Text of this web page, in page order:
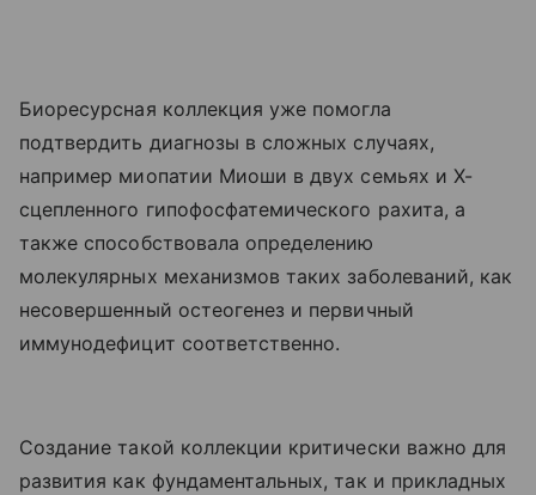
Биоресурсная коллекция уже помогла
подтвердить диагнозы в сложных случаях,
например миопатии Миоши в двух семьях и Х-
сцепленного гипофосфатемического рахита, а
также способствовала определению
молекулярных механизмов таких заболеваний, как
несовершенный остеогенез и первичный
иммунодефицит соответственно.
Создание такой коллекции критически важно для
развития как фундаментальных, так и прикладных